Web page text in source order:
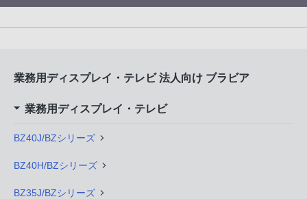
業務用ディスプレイ・テレビ 法人向け ブラビア
業務用ディスプレイ・テレビ
BZ40J/BZシリーズ
BZ40H/BZシリーズ
BZ35J/BZシリーズ